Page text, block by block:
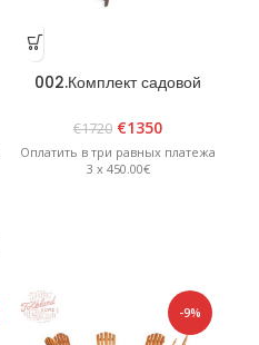
002.Комплект садовой
Графит
€1720 €1350
Оплатить в три равных платежа
3 x 450.00€
-9%